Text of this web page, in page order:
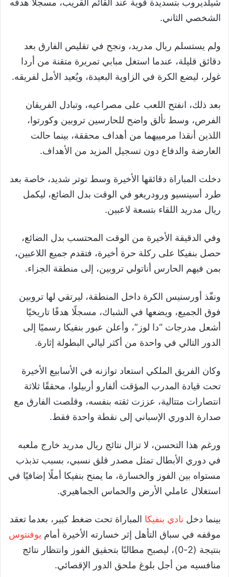
شيلديروب بتسديدة قوية عند القائم القريب، مسجلًا هدفه
الشخصي الثاني.
ولم يستسلم ريال مدريد، ونجح في تقليص الفارق بعد
دقائق قليلة، عندما استغل مبابي تمريرة متقنة من أردا
غولر، ليضع الكرة في الزاوية البعيدة، ويُعيد الأمل لفريقه.
بعد ذلك، انفتح اللعب على مصراعيه، وتبادل الفريقان
الفرص، وسط تألق واضح للحارسين تروبين وكورتوا،
اللذين أنقذا مرمييهما من أهداف محققة، بينما حالت
العارضة والدفاع دون تسجيل المزيد من الأهداف.
دخلت المباراة دقائقها الأخيرة وسط توتر شديد، خاصة بعد
طرد أسينسيو ورودريغو في الوقت بدل الضائع، ليكمل
ريال مدريد اللقاء بتسعة لاعبين.
وفي الدقيقة الأخيرة من الوقت المحتسب بدل الضائع،
حصل بنفيكا على ركلة حرة أخيرة، فتقدم جميع اللاعبين،
بمن فيهم الحارس أناتولي تروبين، إلى منطقة الجزاء.
ونفّذ أورسنيس الكرة داخل المنطقة، ليرتقي لها تروبين
فوق الجميع، ويضعها في الشباك، مسجلًا هدفًا تاريخيًا
أشعل مدرجات “دا لوز”، وأعلن عبور بنفيكا رسميًا إلى
الدور التالي في واحدة من أكثر ليالي البطولة إثارة.
وكان الفريق الملكي استعاد توازنه في الأسابيع الأخيرة
تحت قيادة المدرب المؤقت ألفارو أربيلوا، محققًا ثلاثة
انتصارات متتالية، عززت ثقته بنفسه، وقلصت الفارق مع
صدارة الدوري الإسباني إلى نقطة واحدة فقط.
ورغم هذا التحسن، لا تزال نتائج ريال مدريد خارج ملعبه
في دوري الأبطال تمثل مصدر قلق نسبي، بسبب تذبذب
مستواه بين الفوز والخسارة، ما يمنح بنفيكا أملًا إضافيًا في
استغلال عاملي الأرض والحماس الجماهيري.
بينما دخل نادي بنفيكا المباراة تحت ضغط كبير، بعدما تعقد
موقفه في سباق التأهل إثر خسارته الأخيرة أمام يوفنتوس
بنتيجة (2-0)، ليصبح مطالبًا بتحقيق الفوز وانتظار نتائج
منافسيه من أجل بلوغ ملحق الدور الإقصائي.